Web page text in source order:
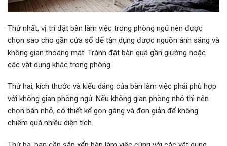
Thứ nhất, vị trí đặt bàn làm việc trong phòng ngủ nên được
chọn sao cho gần cửa sổ để tận dụng được nguồn ánh sáng và
không gian thoáng mát. Tránh đặt bàn quá gần giường hoặc
các vật dụng khác trong phòng.
Thứ hai, kích thước và kiểu dáng của bàn làm việc phải phù hợp
với không gian phòng ngủ. Nếu không gian phòng nhỏ thì nên
chọn bàn nhỏ, có thiết kế gọn gàng và đơn giản để không
chiếm quá nhiều diện tích.